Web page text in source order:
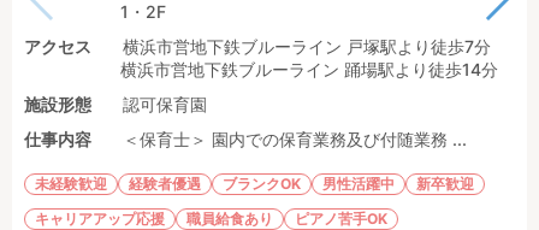
1・2F
アクセス
横浜市営地下鉄ブルーライン 戸塚駅より徒歩7分
横浜市営地下鉄ブルーライン 踊場駅より徒歩14分
施設形態
認可保育園
仕事内容
＜保育士＞ 園内での保育業務及び付随業務 ...
未経験歓迎 経験者優遇 ブランクOK 男性活躍中
新卒歓迎
キャリアアップ応援
職員給食あり ピアノ苦手OK